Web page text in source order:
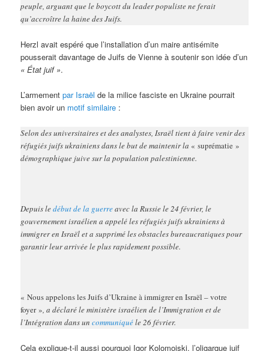
peuple, arguant que le boycott du leader populiste ne ferait
qu’accroître la haine des Juifs.
Herzl avait espéré que l’installation d’un maire antisémite
pousserait davantage de Juifs de Vienne à soutenir son idée d’un
« État juif ».
L’armementpar Israël de la milice fasciste en Ukraine pourrait
bien avoir un motif similaire :
Selon des universitaires et des analystes, Israël tient à faire venir des
réfugiés juifs ukrainiens dans le but de maintenir la « suprématie »
démographique juive sur la population palestinienne.
Depuis ledébut de la guerreavec la Russie le 24 février, le
gouvernement israélien a appelé les réfugiés juifs ukrainiens à
immigrer en Israël et a supprimé les obstacles bureaucratiques pour
garantir leur arrivée le plus rapidement possible.
« Nous appelons les Juifs d’Ukraine à immigrer en Israël – votre
foyer », a déclaré le ministère israélien de l’Immigration et de
l’Intégration dans uncommuniquéle 26 février.
Cela explique-t-il aussi pourquoi Igor Kolomoiski, l’oligarque juif